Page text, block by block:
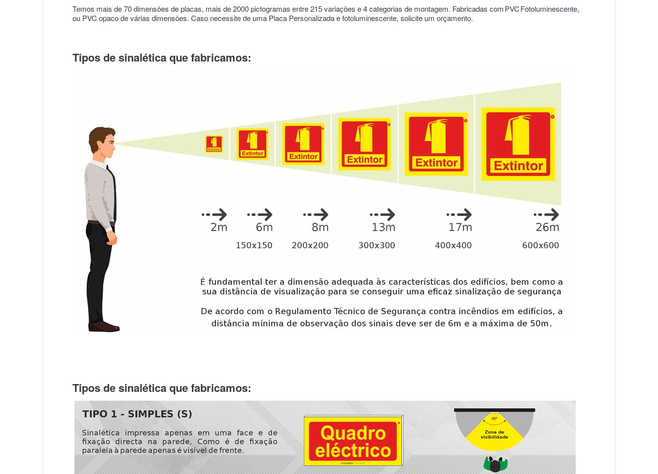
Temos mais de 70 dimensões de placas, mais de 2000 pictogramas entre 215 variações e 4 categorias de montagem. Fabricadas comPVCFotoluminescente,
ou PVC opaco de várias dimensões. Caso necessite de uma Placa Personalizada e fotoluminescente, solicite um orçamento.
Tipos de sinalética que fabricamos:
Tipos de sinalética que fabricamos: